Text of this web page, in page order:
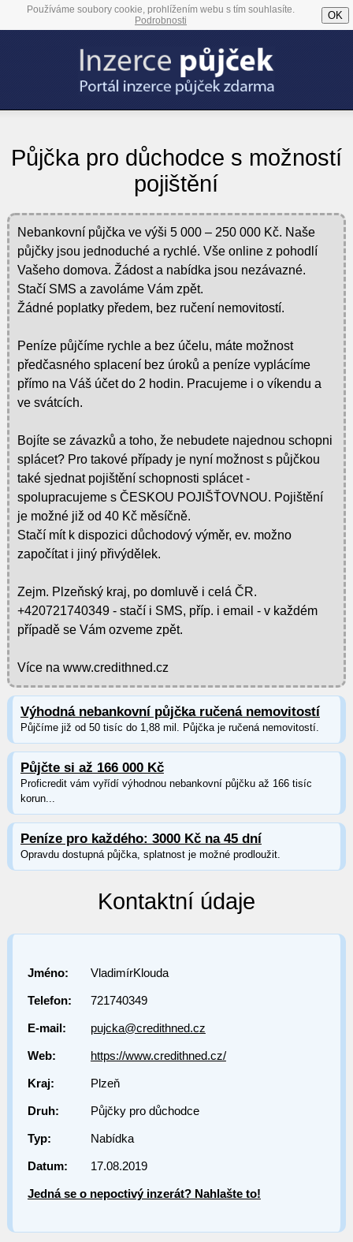
Používáme soubory cookie, prohlížením webu s tím souhlasíte.
Podrobnosti
OK
Půjčka pro důchodce s možností
pojištění
Nebankovní půjčka ve výši 5 000 – 250 000 Kč. Naše
půjčky jsou jednoduché a rychlé. Vše online z pohodlí
Vašeho domova. Žádost a nabídka jsou nezávazné.
Stačí SMS a zavoláme Vám zpět.
Žádné poplatky předem, bez ručení nemovitostí.
Peníze půjčíme rychle a bez účelu, máte možnost
předčasného splacení bez úroků a peníze vyplácíme
přímo na Váš účet do 2 hodin. Pracujeme i o víkendu a
ve svátcích.
Bojíte se závazků a toho, že nebudete najednou schopni
splácet? Pro takové případy je nyní možnost s půjčkou
také sjednat pojištění schopnosti splácet -
spolupracujeme s ČESKOU POJIŠŤOVNOU. Pojištění
je možné již od 40 Kč měsíčně.
Stačí mít k dispozici důchodový výměr, ev. možno
započítat i jiný přivýdělek.
Zejm. Plzeňský kraj, po domluvě i celá ČR.
+420721740349 - stačí i SMS, příp. i email - v každém
případě se Vám ozveme zpět.
Více na www.credithned.cz
Výhodná nebankovní půjčka ručená nemovitostí
Půjčíme již od 50 tisíc do 1,88 mil. Půjčka je ručená nemovitostí.
Půjčte si až 166 000 Kč
Proficredit vám vyřídí výhodnou nebankovní půjčku až 166 tisíc
korun...
Peníze pro každého: 3000 Kč na 45 dní
Opravdu dostupná půjčka, splatnost je možné prodloužit.
Kontaktní údaje
Jméno: VladimírKlouda
Telefon: 721740349
E-mail: pujcka@credithned.cz
Web: https://www.credithned.cz/
Kraj: Plzeň
Druh: Půjčky pro důchodce
Typ: Nabídka
Datum: 17.08.2019
Jedná se o nepoctivý inzerát? Nahlašte to!